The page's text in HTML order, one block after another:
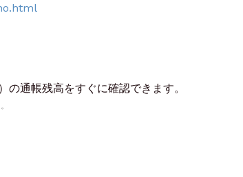
通帳残高をすぐに確認できます。